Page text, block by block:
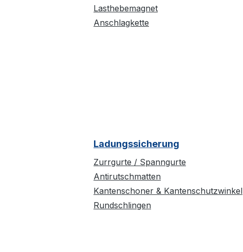
Lasthebemagnet
Anschlagkette
Ladungssicherung
Zurrgurte / Spanngurte
Antirutschmatten
Kantenschoner & Kantenschutzwinkel
Rundschlingen